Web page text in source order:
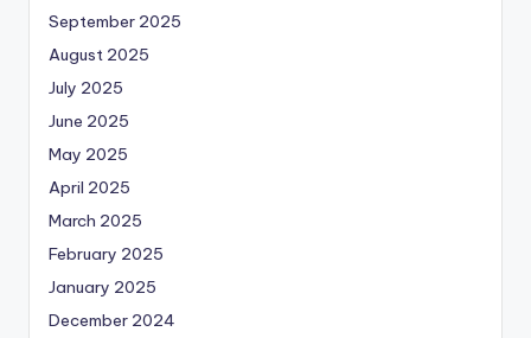
September 2025
August 2025
July 2025
June 2025
May 2025
April 2025
March 2025
February 2025
January 2025
December 2024